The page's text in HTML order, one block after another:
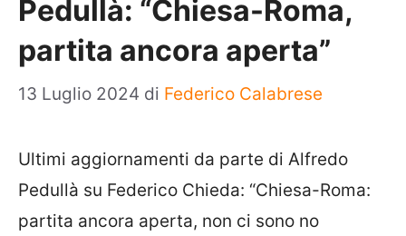
Pedullà: “Chiesa-Roma,
partita ancora aperta”
13 Luglio 2024 di Federico Calabrese
Ultimi aggiornamenti da parte di Alfredo
Pedullà su Federico Chieda: “Chiesa-Roma:
partita ancora aperta, non ci sono no